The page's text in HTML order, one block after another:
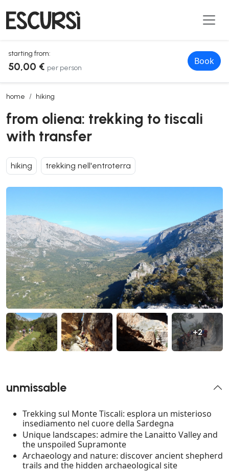
starting from:
50,00 € per person
Book
home hiking
from oliena: trekking to tiscali with transfer
from oliena: trekking to tiscali
with transfer
hiking trekking nell'entroterra
+2
unmissable
Trekking sul Monte Tiscali: esplora un misterioso
insediamento nel cuore della Sardegna
Unique landscapes: admire the Lanaitto Valley and
the unspoiled Supramonte
Archaeology and nature: discover ancient shepherd
trails and the hidden archaeological site